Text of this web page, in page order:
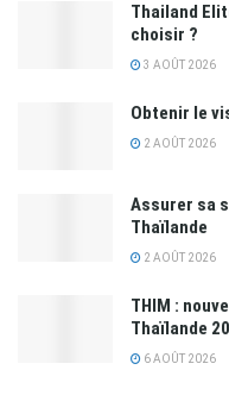
Thailand
choisir ?
3 AOÛT 2026
Obtenir le
2 AOÛT 2026
Assurer sa
Thaïlande
2 AOÛT 2026
THIM :
Thaïlande
6 AOÛT 2026